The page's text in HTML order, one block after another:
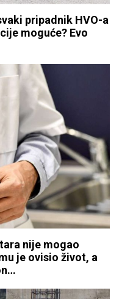
pripadnik HVO-a
moguće? Evo
nije mogao
je ovisio život, a